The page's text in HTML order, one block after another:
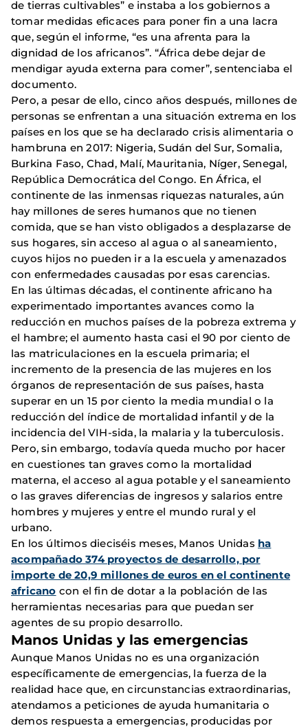
de tierras cultivables” e instaba a los gobiernos a
tomar medidas eficaces para poner fin a una lacra
que, según el informe, “es una afrenta para la
dignidad de los africanos”. “África debe dejar de
mendigar ayuda externa para comer”, sentenciaba el
documento.
Pero, a pesar de ello, cinco años después, millones de
personas se enfrentan a una situación extrema en los
países en los que se ha declarado crisis alimentaria o
hambruna en 2017: Nigeria, Sudán del Sur, Somalia,
Burkina Faso, Chad, Malí, Mauritania, Níger, Senegal,
República Democrática del Congo. En África, el
continente de las inmensas riquezas naturales, aún
hay millones de seres humanos que no tienen
comida, que se han visto obligados a desplazarse de
sus hogares, sin acceso al agua o al saneamiento,
cuyos hijos no pueden ir a la escuela y amenazados
con enfermedades causadas por esas carencias.
En las últimas décadas, el continente africano ha
experimentado importantes avances como la
reducción en muchos países de la pobreza extrema y
el hambre; el aumento hasta casi el 90 por ciento de
las matriculaciones en la escuela primaria; el
incremento de la presencia de las mujeres en los
órganos de representación de sus países, hasta
superar en un 15 por ciento la media mundial o la
reducción del índice de mortalidad infantil y de la
incidencia del VIH-sida, la malaria y la tuberculosis.
Pero, sin embargo, todavía queda mucho por hacer
en cuestiones tan graves como la mortalidad
materna, el acceso al agua potable y el saneamiento
o las graves diferencias de ingresos y salarios entre
hombres y mujeres y entre el mundo rural y el
urbano.
En los últimos dieciséis meses, Manos Unidas ha
acompañado 374 proyectos de desarrollo, por
importe de 20,9 millones de euros en el continente
africano con el fin de dotar a la población de las
herramientas necesarias para que puedan ser
agentes de su propio desarrollo.
Manos Unidas y las emergencias
Aunque Manos Unidas no es una organización
específicamente de emergencias, la fuerza de la
realidad hace que, en circunstancias extraordinarias,
atendamos a peticiones de ayuda humanitaria o
demos respuesta a emergencias, producidas por